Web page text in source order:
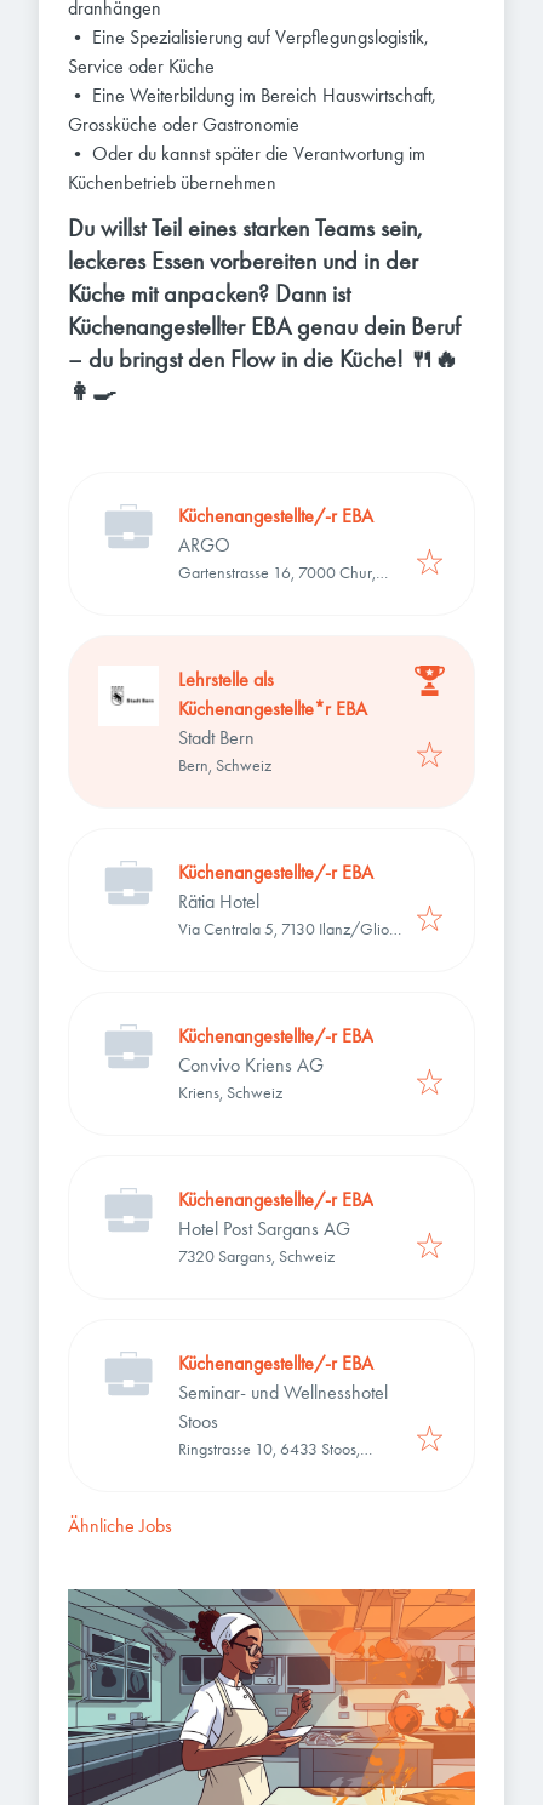
dranhängen
• Eine Spezialisierung auf Verpflegungslogistik,
Service oder Küche
• Eine Weiterbildung im Bereich Hauswirtschaft,
Grossküche oder Gastronomie
• Oder du kannst später die Verantwortung im
Küchenbetrieb übernehmen
Du willst Teil eines starken Teams sein,
leckeres Essen vorbereiten und in der
Küche mit anpacken? Dann ist
Küchenangestellter EBA genau dein Beruf
– du bringst den Flow in die Küche! 🍴🔥
👩‍🍳
Küchenangestellte/-r EBA
ARGO
Gartenstrasse 16, 7000 Chur,
Lehrstelle als
Küchenangestellte*r EBA
Stadt Bern
Bern, Schweiz
Küchenangestellte/-r EBA
Rätia Hotel
Via Centrala 5, 7130 Ilanz/Glion,
Küchenangestellte/-r EBA
Convivo Kriens AG
Kriens, Schweiz
Küchenangestellte/-r EBA
Hotel Post Sargans AG
7320 Sargans, Schweiz
Küchenangestellte/-r EBA
Seminar- und Wellnesshotel
Stoos
Ringstrasse 10, 6433 Stoos,
Ähnliche Jobs